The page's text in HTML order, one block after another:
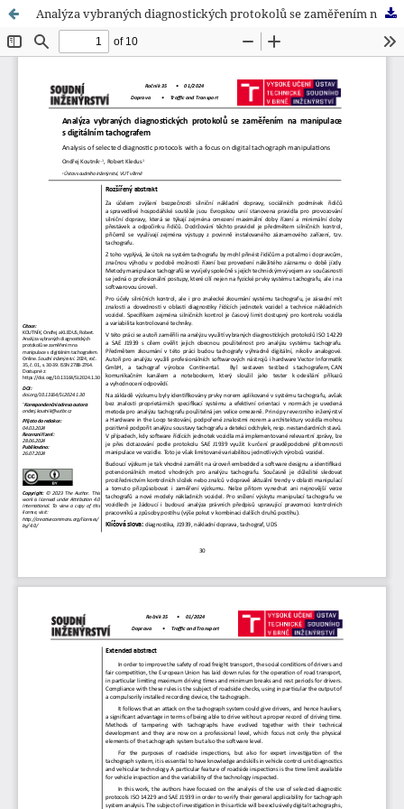
Analýza vybraných diagnostických protokolů se zaměřením na manipulace s digitálním tachografem